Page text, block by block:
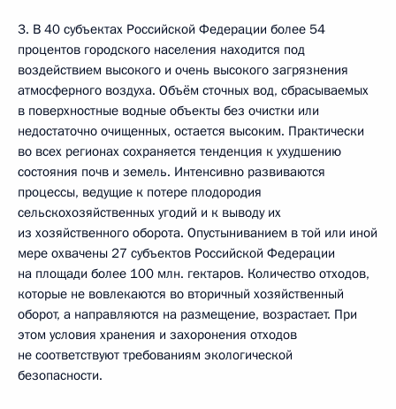
3. В 40 субъектах Российской Федерации более 54
процентов городского населения находится под
воздействием высокого и очень высокого загрязнения
атмосферного воздуха. Объём сточных вод, сбрасываемых
в поверхностные водные объекты без очистки или
недостаточно очищенных, остается высоким. Практически
во всех регионах сохраняется тенденция к ухудшению
состояния почв и земель. Интенсивно развиваются
процессы, ведущие к потере плодородия
сельскохозяйственных угодий и к выводу их
из хозяйственного оборота. Опустыниванием в той или иной
мере охвачены 27 субъектов Российской Федерации
на площади более 100 млн. гектаров. Количество отходов,
которые не вовлекаются во вторичный хозяйственный
оборот, а направляются на размещение, возрастает. При
этом условия хранения и захоронения отходов
не соответствуют требованиям экологической
безопасности.